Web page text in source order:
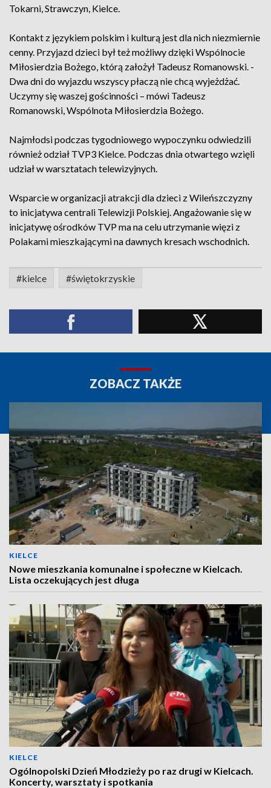
Tokarni, Strawczyn, Kielce.
Kontakt z językiem polskim i kulturą jest dla nich niezmiernie
cenny. Przyjazd dzieci był też możliwy dzięki Wspólnocie
Miłosierdzia Bożego, którą założył Tadeusz Romanowski. -
Dwa dni do wyjazdu wszyscy płaczą nie chcą wyjeżdżać.
Uczymy się waszej gościnności – mówi Tadeusz
Romanowski, Wspólnota Miłosierdzia Bożego.
Najmłodsi podczas tygodniowego wypoczynku odwiedzili
również odział TVP3 Kielce. Podczas dnia otwartego wzięli
udział w warsztatach telewizyjnych.
Wsparcie w organizacji atrakcji dla dzieci z Wileńszczyzny
to inicjatywa centrali Telewizji Polskiej. Angażowanie się w
inicjatywę ośrodków TVP ma na celu utrzymanie więzi z
Polakami mieszkającymi na dawnych kresach wschodnich.
#kielce #świętokrzyskie
ZOBACZ TAKŻE
KIELCE
Nowe mieszkania komunalne i społeczne w Kielcach.
Lista oczekujących jest długa
KIELCE
Ogólnopolski Dzień Młodzieży po raz drugi w Kielcach.
Koncerty, warsztaty i spotkania